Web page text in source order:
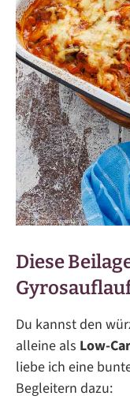
Diese
Du kannst den
alleine als Low-
liebe ich eine
Begleitern dazu: